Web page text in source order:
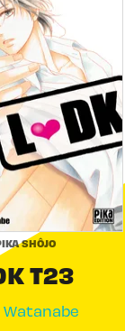
SHÔJO
T23
Watanabe